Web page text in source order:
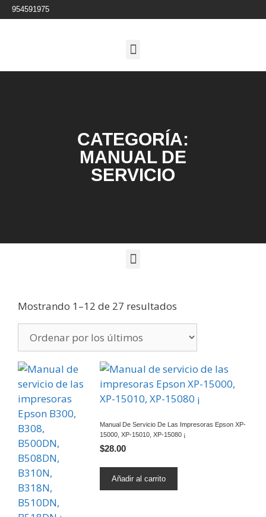
954591975
CATEGORÍA:
MANUAL DE
SERVICIO
Mostrando 1–12 de 27 resultados
Manual De Servicio De Las Impresoras Epson XP-
15000, XP-15010, XP-15080 ¡
$28.00
Añadir al carrito